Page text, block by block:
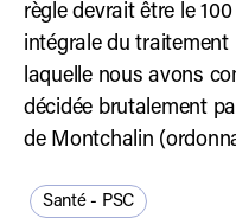
règle devrait être le
intégrale du
laquelle nous avons
décidée brutalement
de Montchalin
Santé - PSC